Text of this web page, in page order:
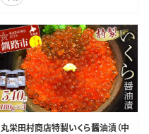
丸栄田村商店特製いくら醤油漬（中